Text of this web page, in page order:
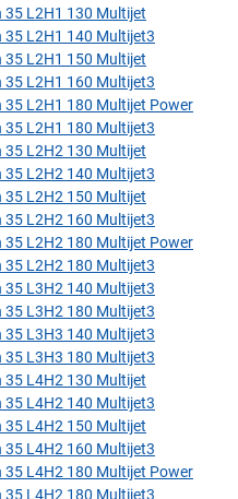
35 L2H1 130 Multijet
L2H1 140 Multijet3
35 L2H1 150 Multijet
L2H1 160 Multijet3
L2H1 180 Multijet Power
L2H1 180 Multijet3
35 L2H2 130 Multijet
L2H2 140 Multijet3
35 L2H2 150 Multijet
L2H2 160 Multijet3
L2H2 180 Multijet Power
L2H2 180 Multijet3
L3H2 140 Multijet3
L3H2 180 Multijet3
L3H3 140 Multijet3
L3H3 180 Multijet3
35 L4H2 130 Multijet
L4H2 140 Multijet3
35 L4H2 150 Multijet
L4H2 160 Multijet3
L4H2 180 Multijet Power
L4H2 180 Multijet3